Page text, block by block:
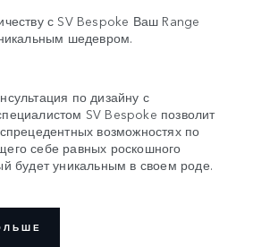
с SV Bespoke Ваш Range
шедевром.
по дизайну с
SV Bespoke позволит
возможностях по
себе равных роскошного
будет уникальным в своем роде.